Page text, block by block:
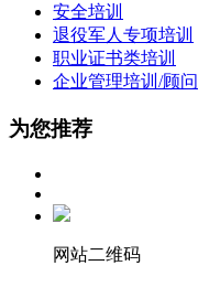
安全培训
退役军人专项培训
职业证书类培训
企业管理培训/顾问
为您推荐
网站二维码